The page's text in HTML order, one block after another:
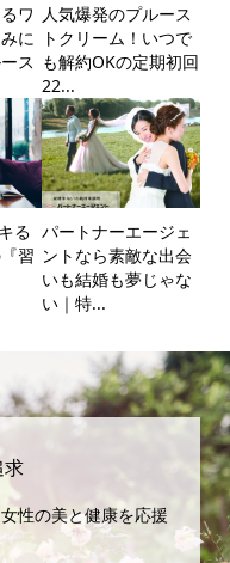
ワ
に
ス
人気爆発のプルース
トクリーム！いつで
も解約OKの定期初回
22...
る
習
パートナーエージェ
ントなら素敵な出会
いも結婚も夢じゃな
い｜特...
求
性の美と健康を応援